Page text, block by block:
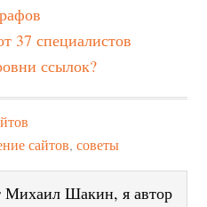
37 специалистов
ссылок?
сайтов,советы
Михаил Шакин, я автор